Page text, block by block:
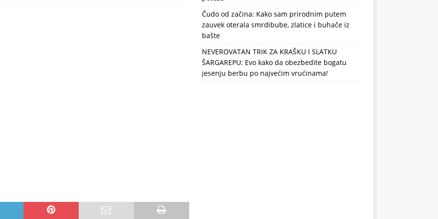
Čudo od začina: Kako sam prirodnim putem
zauvek oterala smrdibube, zlatice i buhače iz
bašte
NEVEROVATAN TRIK ZA KRAŠKU I SLATKU
ŠARGAREPU: Evo kako da obezbedite bogatu
jesenju berbu po najvećim vrućinama!